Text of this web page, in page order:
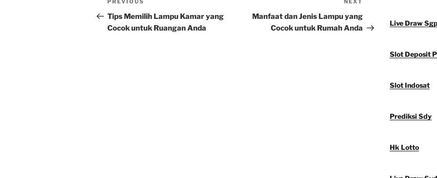
navigation
Previous
Post
PREVIOUS
Tips Memilih Lampu Kamar yang
Cocok untuk Ruangan Anda
Post
NEXT
Manfaat dan Jenis Lampu yang
Cocok untuk Rumah Anda
Live Draw
Slot Deposit
Slot Indosat
Prediksi Sdy
Hk Lotto